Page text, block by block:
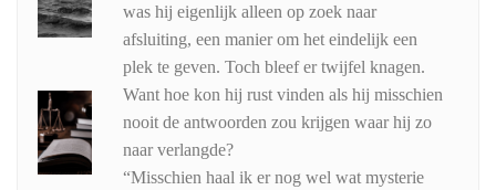
was hij eigenlijk alleen op zoek naar
afsluiting, een manier om het eindelijk een
plek te geven. Toch bleef er twijfel knagen.
Want hoe kon hij rust vinden als hij misschien
nooit de antwoorden zou krijgen waar hij zo
naar verlangde?
“Misschien haal ik er nog wel wat mysterie